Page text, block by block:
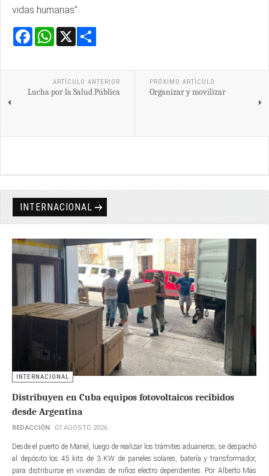
vidas humanas”.
Facebook
WhatsApp
ARTÍCULO ANTERIOR
Lucha por la Salud Pública
PRÓXIMO ARTÍCULO
Organizar y movilizar
INTERNACIONAL
INTERNACIONAL
Distribuyen en Cuba equipos fotovoltaicos recibidos
desde Argentina
REDACCIÓN 07 AGOSTO 2026
Desde el puerto de Mariel, luego de realizar los trámites aduaneros, se despachó
al depósito los 45 kits de 3 KW de paneles solares, batería y transformador,
para distribuirse en viviendas de niños electro dependientes. Por Alberto Mas